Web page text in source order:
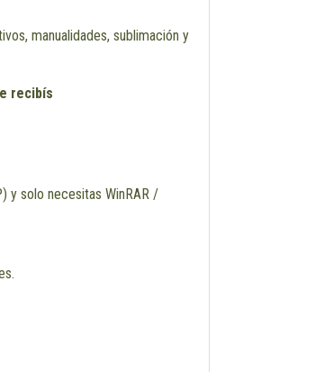
manualidades, sublimación y
recibís
y solo necesitas WinRAR /